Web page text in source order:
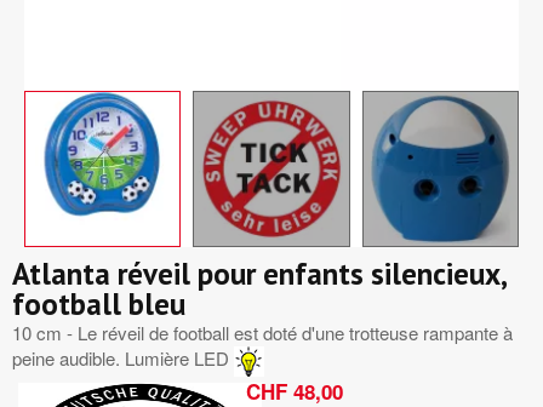
Atlanta réveil pour enfants silencieux,
football bleu
10 cm - Le réveil de football est doté d'une trotteuse rampante à
peine audible. Lumière LED
CHF 48,00